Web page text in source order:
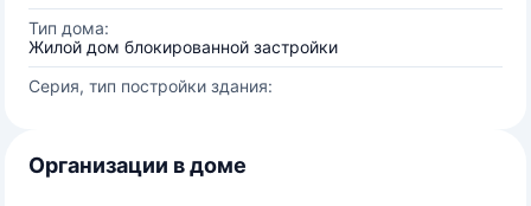
Тип дома:
Жилой дом блокированной застройки
Серия, тип постройки здания:
Организации в доме